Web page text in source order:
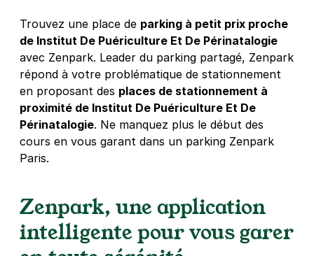
+ Abonnements disponibles
Centre Sportif Jules Noël - boulevard
Brune - Paris 14
95 boulevard Brune
75014
(173 avis)
23 €/jour
+ Abonnements disponibles
Brancion - Paris 15
Trouvez une place de parking à petit prix proche
de Institut De Puériculture Et De Périnatalogie
avec Zenpark. Leader du parking partagé, Zenpark
répond à votre problématique de stationnement
en proposant des places de stationnement à
proximité de Institut De Puériculture Et De
Périnatalogie. Ne manquez plus le début des
cours en vous garant dans un parking Zenpark
Paris.
Zenpark, une application
intelligente pour vous garer